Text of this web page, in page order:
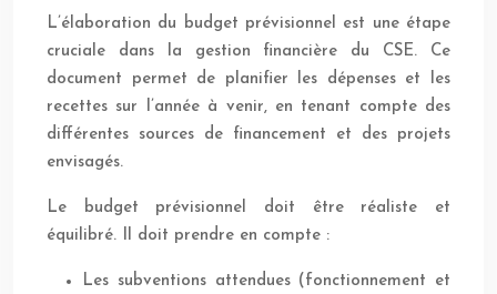
L’élaboration du budget prévisionnel est une étape
cruciale dans la gestion financière du CSE. Ce
document permet de planifier les dépenses et les
recettes sur l’année à venir, en tenant compte des
différentes sources de financement et des projets
envisagés.
Le budget prévisionnel doit être réaliste et
équilibré. Il doit prendre en compte :
Les subventions attendues (fonctionnement et